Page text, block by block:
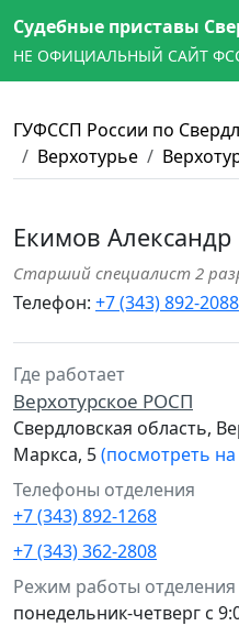
Судебные приставы
НЕ ОФИЦИАЛЬНЫЙ САЙТ
ГУФССП России по
Верхотурье
Екимов
Старший специалист 2
Телефон: +7 (343) 892-2088
Где работает
Верхотурское РОСП
Свердловская область,
Маркса, 5(посмотреть на
Телефоны отделения
+7 (343) 892-1268
+7 (343) 362-2808
Режим работы отделения
понедельник-четверг с